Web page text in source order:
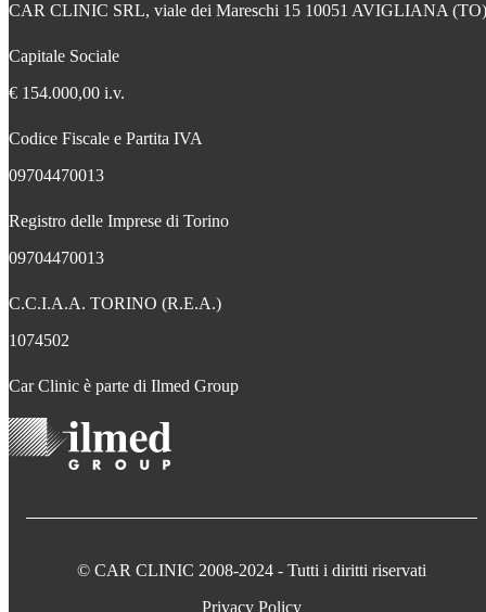
CAR CLINIC SRL, viale dei Mareschi 15 10051 AVIGLIANA (TO)
Capitale Sociale
€ 154.000,00 i.v.
Codice Fiscale e Partita IVA
09704470013
Registro delle Imprese di Torino
09704470013
C.C.I.A.A. TORINO (R.E.A.)
1074502
Car Clinic è parte di Ilmed Group
© CAR CLINIC 2008-2024 - Tutti i diritti riservati
Privacy Policy